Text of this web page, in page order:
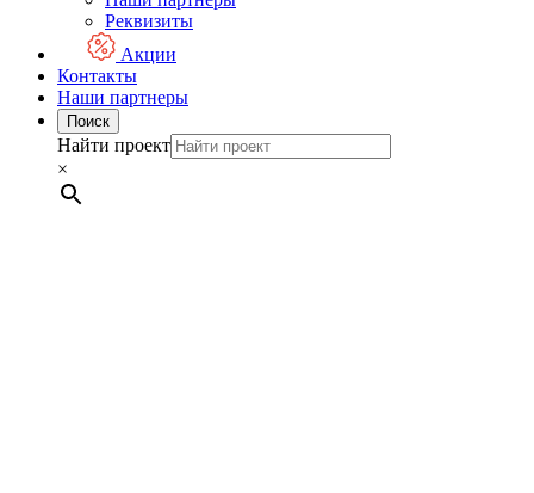
Реквизиты
Акции
Контакты
Наши партнеры
Поиск
Найти проект
×